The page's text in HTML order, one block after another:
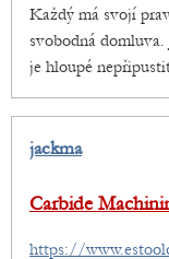
Každý má svojí
svobodná
je hloupé
jackma
Carbide
https://